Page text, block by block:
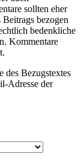
sollten eher
bezogen
bedenkliche
Kommentare
des Bezugstextes
Adresse der